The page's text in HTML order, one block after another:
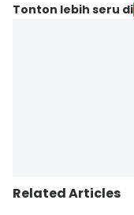
Tonton lebih seru di
Related Articles